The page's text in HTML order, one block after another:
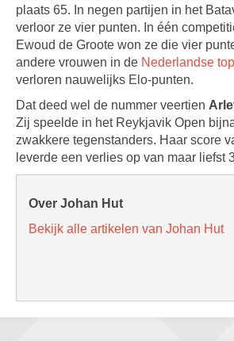
plaats 65. In negen partijen in het
verloor ze vier punten. In één
Ewoud de Groote won ze die vier
andere vrouwen in de Nederlandse
verloren nauwelijks Elo-punten.
Dat deed wel de nummer veertien
Zij speelde in het Reykjavik Open
zwakkere tegenstanders. Haar score
leverde een verlies op van maar liefst
Over Johan Hut
Bekijk alle artikelen van Johan Hut